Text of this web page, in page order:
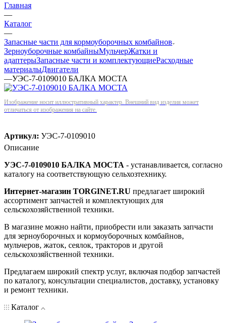
Главная
—
Каталог
—
Запасные части для кормоуборочных комбайнов
Зерноуборочные комбайныМульчерЖатки и
адаптерыЗапасные части и комплектующиеРасходные
материалыДвигатели
—УЭС-7-0109010 БАЛКА МОСТА
Изображение носит иллюстративный характер. Внешний вид изделия может
отличаться от изображения на сайте.
Артикул: УЭС-7-0109010
Описание
УЭС-7-0109010 БАЛКА МОСТА - устанавливается, согласно
каталогу на соответствующую сельхозтехнику.
Интернет-магазин TORGINET.RU предлагает широкий
ассортимент запчастей и комплектующих для
сельскохозяйственной техники.
В магазине можно найти, приобрести или заказать запчасти
для зерноуборочных и кормоуборочных комбайнов,
мульчеров, жаток, сеялок, тракторов и другой
сельскохозяйственной техники.
Предлагаем широкий спектр услуг, включая подбор запчастей
по каталогу, консультации специалистов, доставку, установку
и ремонт техники.
Каталог